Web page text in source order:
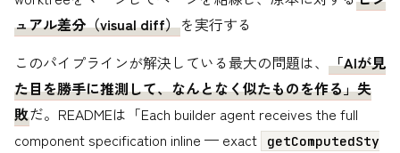
ュアル差分（visual diff）を実行する
このパイプラインが解決している最大の問題は、 「AIが見
た目を勝手に推測して、なんとなく似たものを作る」失
敗だ。READMEは「Each builder agent receives the full
component specification inline — exact
getComputedSty